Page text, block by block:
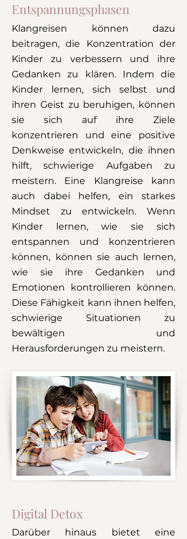
Entspannungsphasen
Klangreisen können dazu
beitragen, die Konzentration der
Kinder zu verbessern und ihre
Gedanken zu klären. Indem die
Kinder lernen, sich selbst und
ihren Geist zu beruhigen, können
sie sich auf ihre Ziele
konzentrieren und eine positive
Denkweise entwickeln, die ihnen
hilft, schwierige Aufgaben zu
meistern. Eine Klangreise kann
auch dabei helfen, ein starkes
Mindset zu entwickeln. Wenn
Kinder lernen, wie sie sich
entspannen und konzentrieren
können, können sie auch lernen,
wie sie ihre Gedanken und
Emotionen kontrollieren können.
Diese Fähigkeit kann ihnen helfen,
schwierige Situationen zu
bewältigen und
Herausforderungen zu meistern.
Digital Detox
Darüber hinaus bietet eine